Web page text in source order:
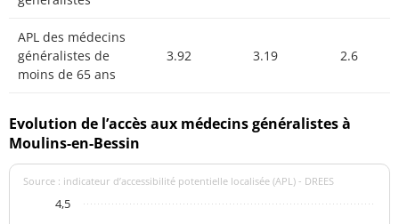
APL des médecins
généralistes de
moins de 65 ans
3.92 3.19 2.6
Evolution de l’accès aux médecins généralistes à
Moulins-en-Bessin
Source : indicateur d’accessibilité potentielle localisée (APL) - DREES
4,5